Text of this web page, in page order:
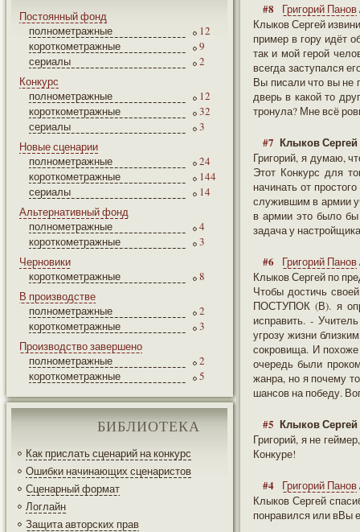
Постоянный фонд
полнометражные
12
короткометражные
9
сериалы
2
Конкурс
полнометражные
12
короткометражные
32
сериалы
3
Новые сценарии
полнометражные
24
короткометражные
144
сериалы
14
Альтернативный фонд
полнометражные
4
короткометражные
3
Черновики
короткометражные
8
В производстве
полнометражные
2
короткометражные
3
Производство завершено
полнометражные
2
короткометражные
5
БИБЛИОТЕКА
Как прислать сценарий на конкурс
Ошибки начинающих сценаристов
Сценарный формат
Логлайн
Защита авторских прав
#8 Григорий Панов
Клыков Сергей
пример в гору идёт
так и мой герой
всегда заступался
Вы писали что вы не
дверь в какой то
тронула? Мне всё
#7 Клыков Сергей
Григорий, я думаю,
Этот Конкурс для
начинать от
служившим в армии
в армии это было бы
задача у
#6 Григорий Панов
Клыков Сергей по
Чтобы достичь
ПОСТУПОК (В). я
исправить. -
угрозу жизни
сокровища. И
очередь были
жанра, но я почему
шансов на победу.
#5 Клыков Сергей
Григорий, я не
Конкуре!
#4 Григорий Панов
Клыков Сергей
понравился или вВы